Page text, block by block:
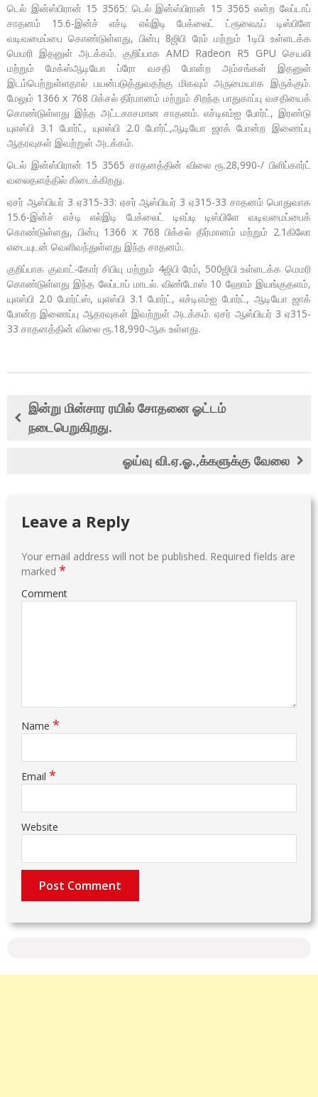
டெல் இன்ஸ்பிரான் 15 3565: டெல் இன்ஸ்பிரான் 15 3565 என்ற லேப்டாப்
சாதனம் 15.6-இன்ச் எச்டி எல்இடி பேக்லைட் ட்ரூலைஃப் டிஸ்பிளே
வடிவமைப்பை கொண்டுள்ளது, பின்பு 8ஜிபி ரேம் மற்றும் 1டிபி உள்ளடக்க
மெமரி இதனுள் அடக்கம். குறிப்பாக AMD Radeon R5 GPU செயலி
மற்றும் மேக்ஸ்ஆடியோ ப்ரோ வசதி போன்ற அம்சங்கள் இதனுள்
இடம்பெற்றுள்ளதால் பயன்படுத்துவதற்கு மிகவும் அருமையாக இருக்கும்.
மேலும் 1366 x 768 பிக்சல் திர்மானம் மற்றும் சிறந்த பாதுகாப்பு வசதியைக்
கொண்டுள்ளது இந்த அட்டகாசமான சாதனம். எச்டிஎம்ஐ போர்ட், இரண்டு
யுஎஸ்பி 3.1 போர்ட், யுஎஸ்பி 2.0 போர்ட்,ஆடியோ ஜாக் போன்ற இணைப்பு
ஆதரவுகள் இவற்றுள் அடக்கம்.
டெல் இன்ஸ்பிரான் 15 3565 சாதனத்தின் விலை ரூ.28,990-/ பிளிப்கார்ட்
வலைதளத்தில் கிடைக்கிறது.
ஏசர் ஆஸ்பியர் 3 ஏ315-33: ஏசர் ஆஸ்பியர் 3 ஏ315-33 சாதனம் பொதுவாக
15.6-இன்ச் எச்டி எல்இடி பேக்லைட் டிஎப்டி டிஸ்பிளே வடிவமைப்பைக்
கொண்டுள்ளது, பின்பு 1366 x 768 பிக்சல் திர்மானம் மற்றும் 2.1கிலோ
எடையுடன் வெளிவந்துள்ளது இந்த சாதனம்.
குறிப்பாக குவாட்-கோர் சிபியு மற்றும் 4ஜிபி ரேம், 500ஜிபி உள்ளடக்க மெமரி
கொண்டுள்ளது இந்த லேப்டாப் மாடல். விண்டோஸ் 10 ஹோம் இயங்குதளம்,
யுஎஸ்பி 2.0 போர்ட்ஸ், யுஎஸ்பி 3.1 போர்ட், எச்டிஎம்ஐ போர்ட், ஆடியோ ஜாக்
போன்ற இணைப்பு ஆதரவுகள் இவற்றுள் அடக்கம். ஏசர் ஆஸ்பியர் 3 ஏ315-
33 சாதனத்தின் விலை ரூ.18,990-ஆக உள்ளது.
இன்று மின்சார ரயில் சோதனை ஓட்டம்
நடைபெறுகிறது.
ஓய்வு வி.ஏ.ஓ.,க்களுக்கு வேலை
Leave a Reply
Your email address will not be published. Required fields are
marked *
Comment
Name *
Email *
Website